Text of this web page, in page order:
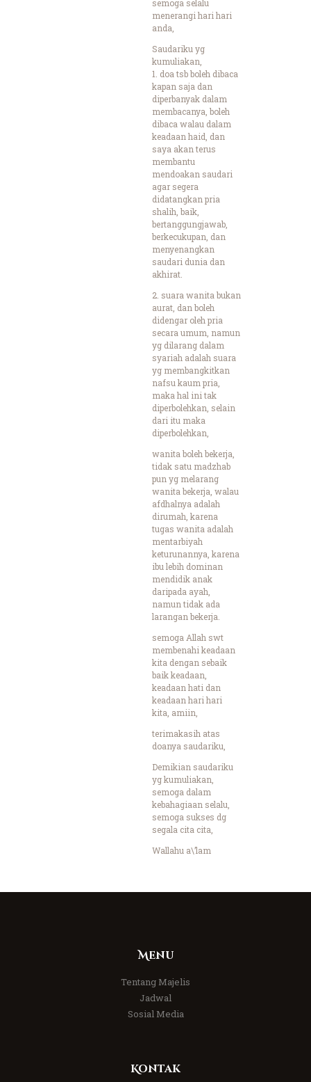
semoga selalu
menerangi hari hari
anda,
Saudariku yg
kumuliakan,
1. doa tsb boleh dibaca
kapan saja dan
diperbanyak dalam
membacanya, boleh
dibaca walau dalam
keadaan haid, dan
saya akan terus
membantu
mendoakan saudari
agar segera
didatangkan pria
shalih, baik,
bertanggungjawab,
berkecukupan, dan
menyenangkan
saudari dunia dan
akhirat.
2. suara wanita bukan
aurat, dan boleh
didengar oleh pria
secara umum, namun
yg dilarang dalam
syariah adalah suara
yg membangkitkan
nafsu kaum pria,
maka hal ini tak
diperbolehkan, selain
dari itu maka
diperbolehkan,
wanita boleh bekerja,
tidak satu madzhab
pun yg melarang
wanita bekerja, walau
afdhalnya adalah
dirumah, karena
tugas wanita adalah
mentarbiyah
keturunannya, karena
ibu lebih dominan
mendidik anak
daripada ayah,
namun tidak ada
larangan bekerja.
semoga Allah swt
membenahi keadaan
kita dengan sebaik
baik keadaan,
keadaan hati dan
keadaan hari hari
kita, amiin,
terimakasih atas
doanya saudariku,
Demikian saudariku
yg kumuliakan,
semoga dalam
kebahagiaan selalu,
semoga sukses dg
segala cita cita,
Wallahu a\’lam
Menu
Tentang Majelis
Jadwal
Sosial Media
Kontak